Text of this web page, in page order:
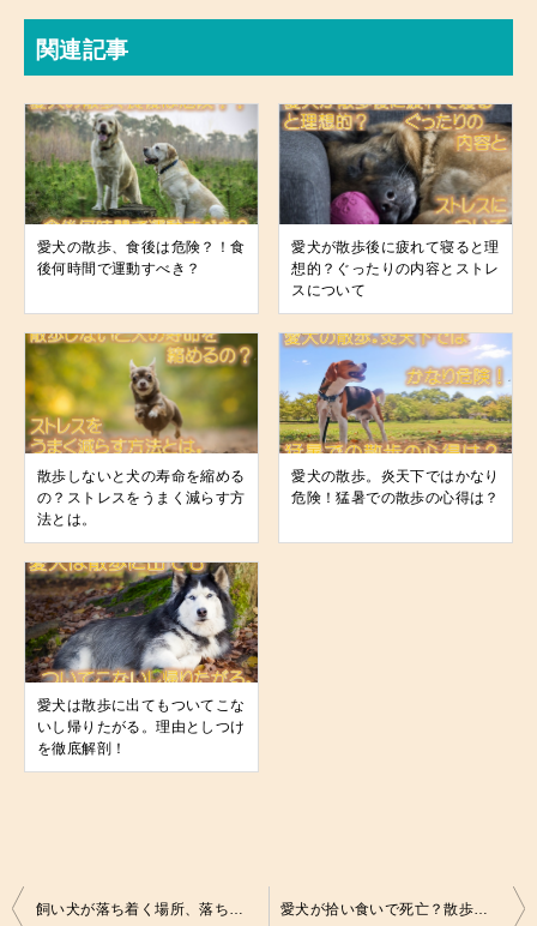
関連記事
愛犬の散歩、食後は危険？！食
後何時間で運動すべき？
愛犬が散歩後に疲れて寝ると理
想的？ぐったりの内容とストレ
スについて
散歩しないと犬の寿命を縮める
の？ストレスをうまく減らす方
法とは。
愛犬の散歩。炎天下ではかなり
危険！猛暑での散歩の心得は？
愛犬は散歩に出てもついてこな
いし帰りたがる。理由としつけ
を徹底解剖！
投
飼い犬が落ち着く場所、落ち着かせるにはどうするの？ 愛犬が拾い食いで死亡？散歩中の石の拾い食いは吐かせるべき！